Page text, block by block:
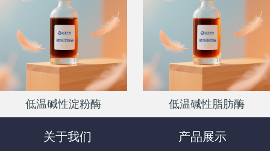
低温碱性淀粉酶 低温碱性脂肪酶
关于我们 产品展示